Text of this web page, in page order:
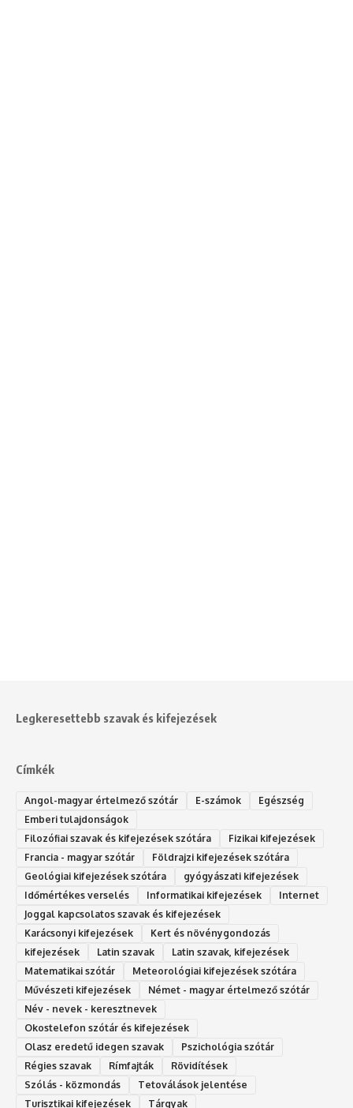
Legkeresettebb szavak és kifejezések
Címkék
Angol-magyar értelmező szótár E-számok
Egészség
Emberi tulajdonságok
Filozófiai szavak és kifejezések szótára
Fizikai kifejezések
Francia - magyar szótár
Földrajzi kifejezések szótára
Geológiai kifejezések szótára
gyógyászati kifejezések
Időmértékes verselés
Informatikai kifejezések
Internet
Joggal kapcsolatos szavak és kifejezések
Karácsonyi kifejezések
Kert és növénygondozás
kifejezések
Latin szavak
Latin szavak, kifejezések
Matematikai szótár
Meteorológiai kifejezések szótára
Művészeti kifejezések
Német - magyar értelmező szótár
Név - nevek - keresztnevek
Okostelefon szótár és kifejezések
Olasz eredetű idegen szavak
Ps‮gólohciz‬ia s‮átóz‬r
Régies szavak
Rímfajták
Rövidítések
Szólás - közmondás
Tetoválások jelentése
Turisztikai kifejezések
Tárgyak